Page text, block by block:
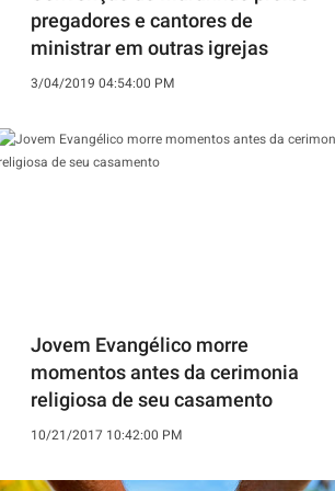
pregadores e cantores de
ministrar em outras igrejas
3/04/2019 04:54:00 PM
Jovem Evangélico morre
momentos antes da cerimonia
religiosa de seu casamento
10/21/2017 10:42:00 PM